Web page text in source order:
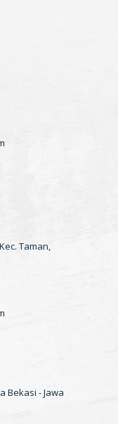
Taman,
Bekasi - Jawa